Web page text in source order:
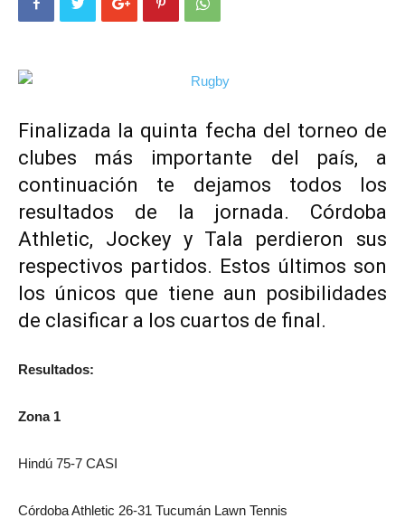
Finalizada la quinta fecha del torneo de
clubes más importante del país, a
continuación te dejamos todos los
resultados de la jornada. Córdoba
Athletic, Jockey y Tala perdieron sus
respectivos partidos. Estos últimos son
los únicos que tiene aun posibilidades
de clasificar a los cuartos de final.
Resultados:
Zona 1
Hindú 75-7 CASI
Córdoba Athletic 26-31 Tucumán Lawn Tennis